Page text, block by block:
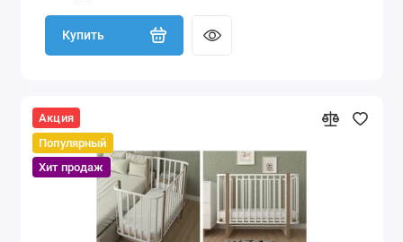
Купить
Акция
Популярный
Хит продаж